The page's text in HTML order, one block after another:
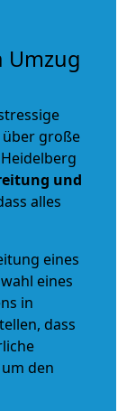
Umzug
über große
und
alles
eines
eines
in
dass
den